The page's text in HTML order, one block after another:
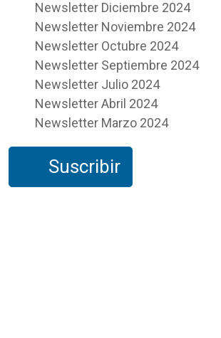
Newsletter Diciembre 2024
Newsletter Noviembre 2024
Newsletter Octubre 2024
Newsletter Septiembre 2024
Newsletter Julio 2024
Newsletter Abril 2024
Newsletter Marzo 2024
Suscribir